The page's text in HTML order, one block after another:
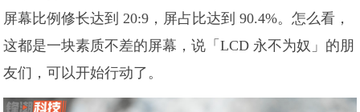
屏幕比例修长达到 20:9，屏占比达到 90.4%。怎么看，
这都是一块素质不差的屏幕，说「LCD 永不为奴」的朋
友们，可以开始行动了。